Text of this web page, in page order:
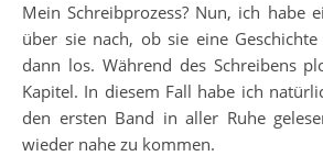
Mein Schreibprozess? Nun, ich habe
über sie nach, ob sie eine
dann los. Während des Schreibens
Kapitel. In diesem Fall habe ich
den ersten Band in aller Ruhe
wieder nahe zu kommen.